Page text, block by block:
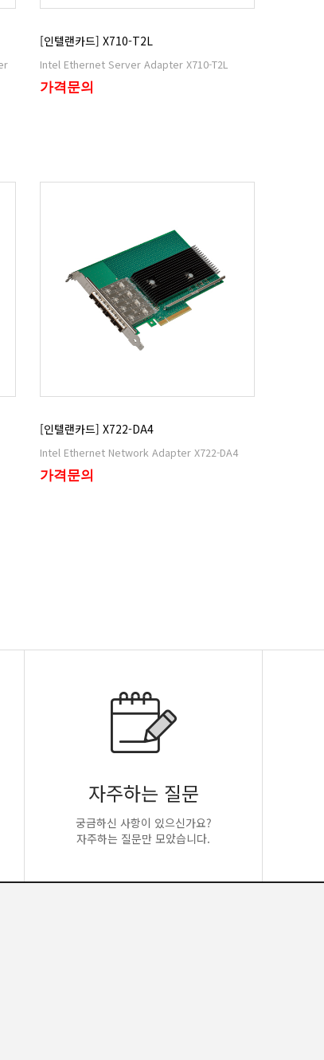
[인텔랜카드] X710-T2L
Intel Ethernet Server Adapter X710-T2L
가격문의
[인텔랜카드] X722-DA4
Intel Ethernet Network Adapter X722-DA4
가격문의
자주하는 질문
궁금하신 사항이 있으신가요?
자주하는 질문만 모았습니다.